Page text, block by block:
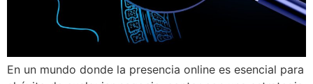
En un mundo donde la presencia online es esencial para